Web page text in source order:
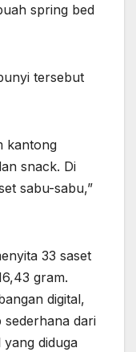
spring bed
tersebut
kantong
snack. Di
sabu-sabu,”
33 saset
gram.
digital,
sederhana dari
diduga